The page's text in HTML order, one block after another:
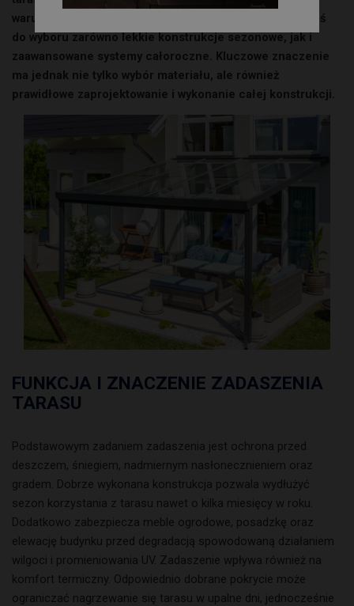
warunki atmosferyczne. W praktyce inwestorzy mają dziś
do wyboru zarówno lekkie konstrukcje sezonowe, jak i
zaawansowane systemy całoroczne. Kluczowe znaczenie
ma jednak nie tylko wybór materiału, ale również
prawidłowe zaprojektowanie i wykonanie całej konstrukcji.
FUNKCJA I ZNACZENIE ZADASZENIA
TARASU
Podstawowym zadaniem zadaszenia jest ochrona przed
deszczem, śniegiem, nadmiernym nasłonecznieniem oraz
gradem. Dobrze wykonana konstrukcja pozwala wydłużyć
sezon korzystania z tarasu nawet o kilka miesięcy w roku.
Dodatkowo zabezpiecza meble ogrodowe, posadzkę oraz
elewację budynku przed degradacją spowodowaną działaniem
wilgoci i promieniowania UV. Zadaszenie wpływa również na
komfort termiczny. Odpowiednio dobrane pokrycie może
ograniczać nagrzewanie się tarasu w upalne dni, jednocześnie